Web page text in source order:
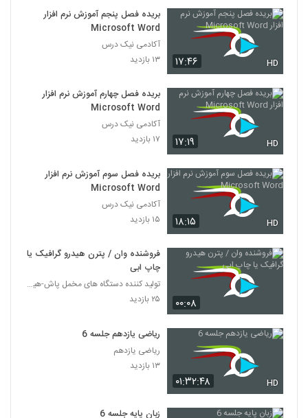
۱۷:۴۶ HD
بریده فصل پنجم آموزش نرم افزار
Microsoft Word
آکادمی نیک درس
۱۳ بازدید
۱۷:۱۹ HD
بریده فصل چهارم آموزش نرم افزار
Microsoft Word
آکادمی نیک درس
۱۷ بازدید
۱۸:۱۵ HD
بریده فصل سوم آموزش نرم افزار
Microsoft Word
آکادمی نیک درس
۱۵ بازدید
۰۰:۰۸
فروشنده وان / پترن هیدرو گرافیک یا
چاپ ابی
تولید کننده دستگاه های مخمل پاش-هیدروگرافیک-ابکاری
۲۵ بازدید
۰۱:۳۲:۴۸ HD
ریاضی یازدهم جلسه 6
ریاضی یازدهم
۱۳ بازدید
زبان پایه جلسه 6